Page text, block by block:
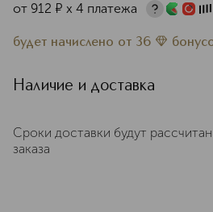
от 912 ¤ х 4 платежа
будет начислено от 36
Наличие и доставка
Сроки доставки будут
заказа